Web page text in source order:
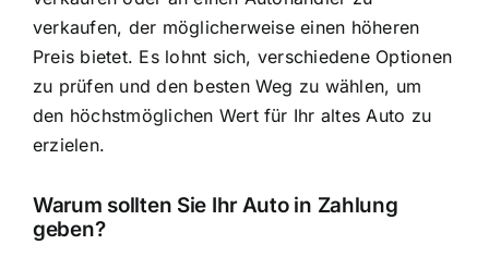
verkaufen, der möglicherweise einen höheren
Preis bietet. Es lohnt sich, verschiedene Optionen
zu prüfen und den besten Weg zu wählen, um
den höchstmöglichen Wert für Ihr altes Auto zu
erzielen.
Warum sollten Sie Ihr Auto in Zahlung
geben?